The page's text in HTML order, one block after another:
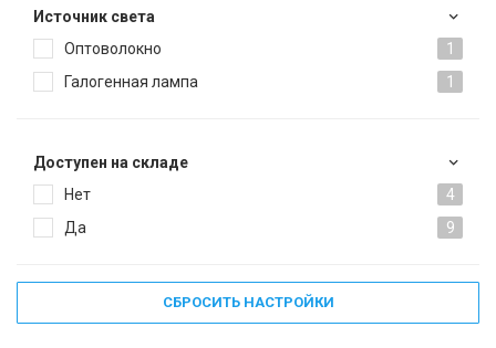
Источник света
Оптоволокно
1
Галогенная лампа
1
Доступен на складе
Нет
4
Да
9
СБРОСИТЬ НАСТРОЙКИ